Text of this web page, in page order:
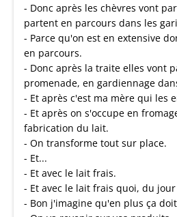
- Donc après les chèvres vont
partent en parcours dans les
- Parce qu'on est en extensive
en parcours.
- Donc après la traite elles vont
promenade, en gardiennage
- Et après c'est ma mère qui les
- Et après on s'occupe en
fabrication du lait.
- On transforme tout sur place.
- Et...
- Et avec le lait frais.
- Et avec le lait frais quoi, du
- Bon j'imagine qu'en plus ça